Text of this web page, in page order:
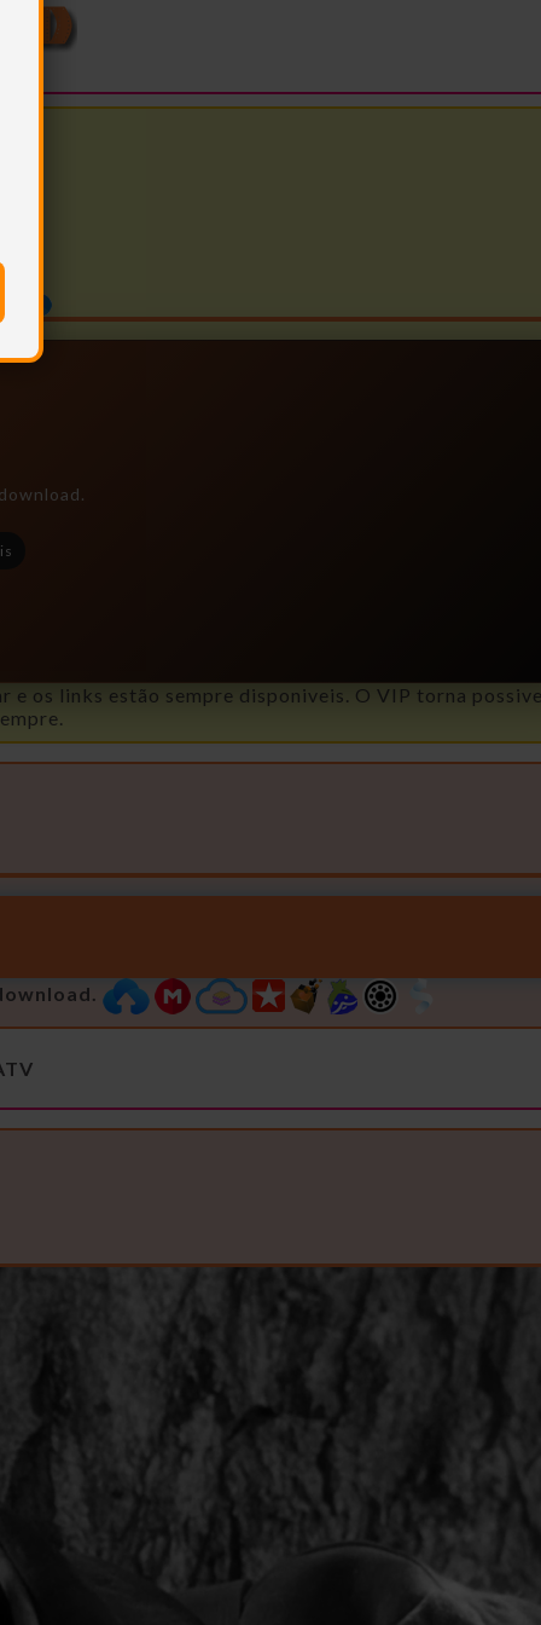
e os links estão sempre disponiveis. O VIP torna